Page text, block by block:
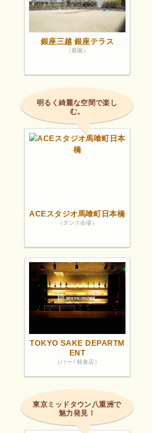
銀座三越 銀座テラス
（庭園）
明るく綺麗な空間で楽し
む。
ACEスタジオ馬喰町日本橋
（ダンス会場）
TOKYO SAKE DEPARTM
ENT
（バー / 軽食店）
東京ミッドタウン八重洲で
魅力発見！